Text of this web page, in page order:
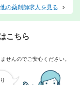
の薬剤師求人を見る
こちら
せんのでご安心ください。